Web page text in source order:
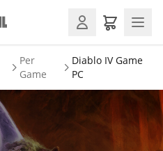
Per
Game
Diablo IV Game
PC